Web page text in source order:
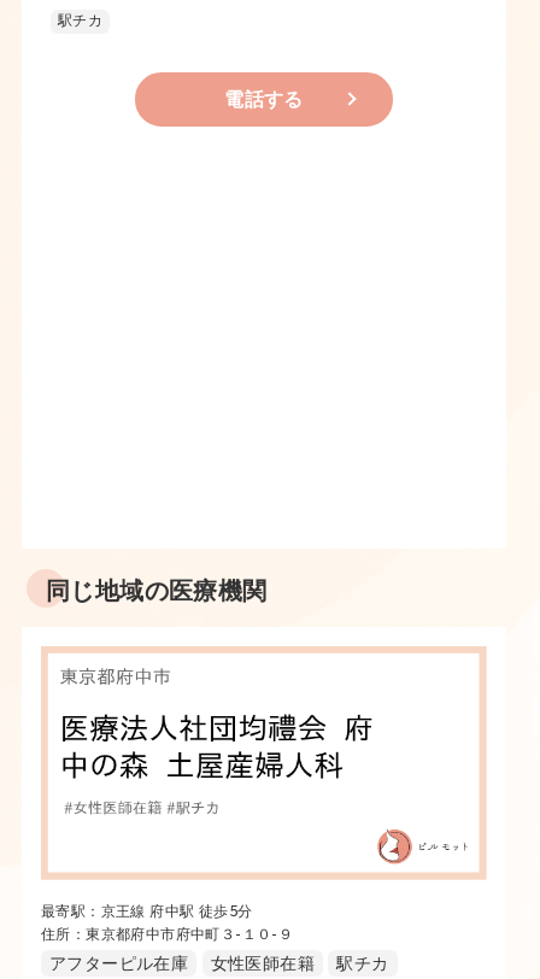
駅チカ
電話する
同じ地域の医療機関
最寄駅：京王線 府中駅 徒歩5分
住所：東京都府中市府中町３-１０-９
アフターピル在庫 女性医師在籍 駅チカ